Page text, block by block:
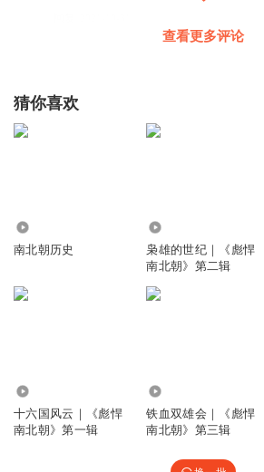
回复
皇上是我
最是无情帝皇家！！
听友17850640
杨坚玩政治还行，培养子女还欠火候。
查看更多评论
猜你喜欢
南北朝历史
枭雄的世纪｜《彪悍
南北朝》第二辑
十六国风云｜《彪悍
南北朝》第一辑
铁血双雄会｜《彪悍
南北朝》第三辑